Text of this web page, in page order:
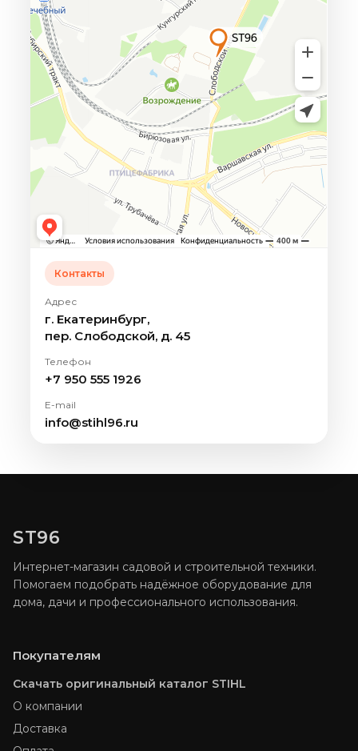
Контакты
Адрес
г. Екатеринбург,
пер. Слободской, д. 45
Телефон
+7 950 555 1926
E-mail
info@stihl96.ru
ST96
Интернет-магазин садовой и строительной техники.
Помогаем подобрать надёжное оборудование для
дома, дачи и профессионального использования.
Покупателям
Скачать оригинальный каталог STIHL
О компании
Доставка